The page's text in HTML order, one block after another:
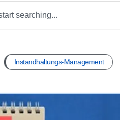
Instandhaltungs-Management